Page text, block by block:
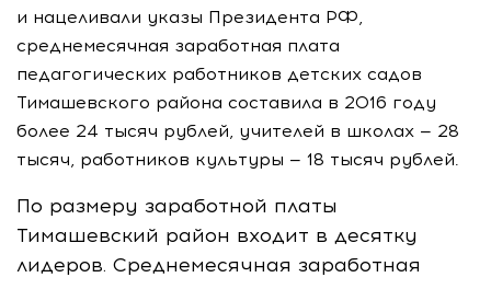
и нацеливали указы Президента РФ,
среднемесячная заработная плата
педагогических работников детских садов
Тимашевского района составила в 2016 году
более 24 тысяч рублей, учителей в школах — 28
тысяч, работников культуры — 18 тысяч рублей.
По размеру заработной платы
Тимашевский район входит в десятку
лидеров. Среднемесячная заработная